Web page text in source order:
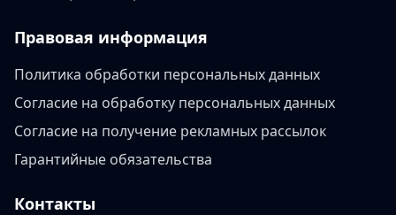
Правовая информация
Политика обработки персональных данных
Согласие на обработку персональных данных
Согласие на получение рекламных рассылок
Гарантийные обязательства
Контакты